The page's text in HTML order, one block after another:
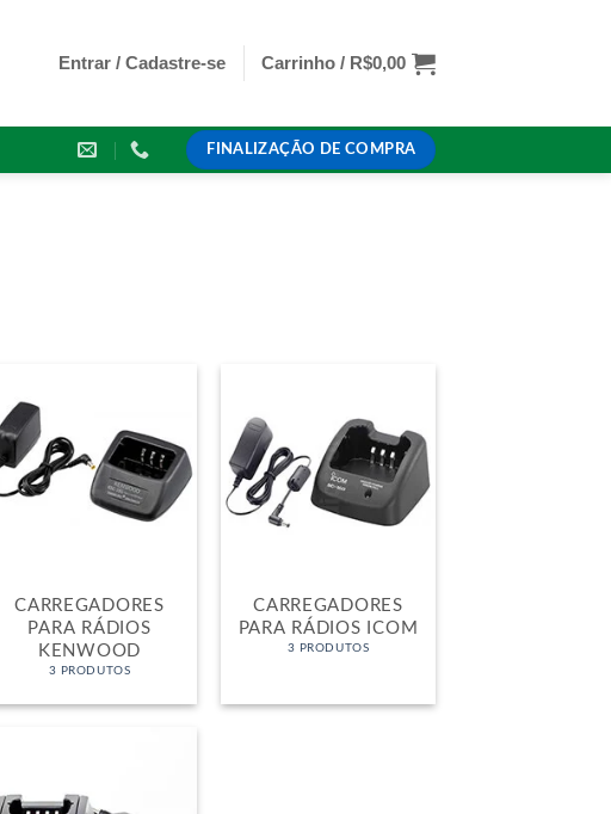
Entrar / Cadastre-se Carrinho / R$0,00
FINALIZAÇÃO DE COMPRA
CARREGADORES
PARA RÁDIOS
KENWOOD
3 PRODUTOS
CARREGADORES
PARA RÁDIOS ICOM
3 PRODUTOS